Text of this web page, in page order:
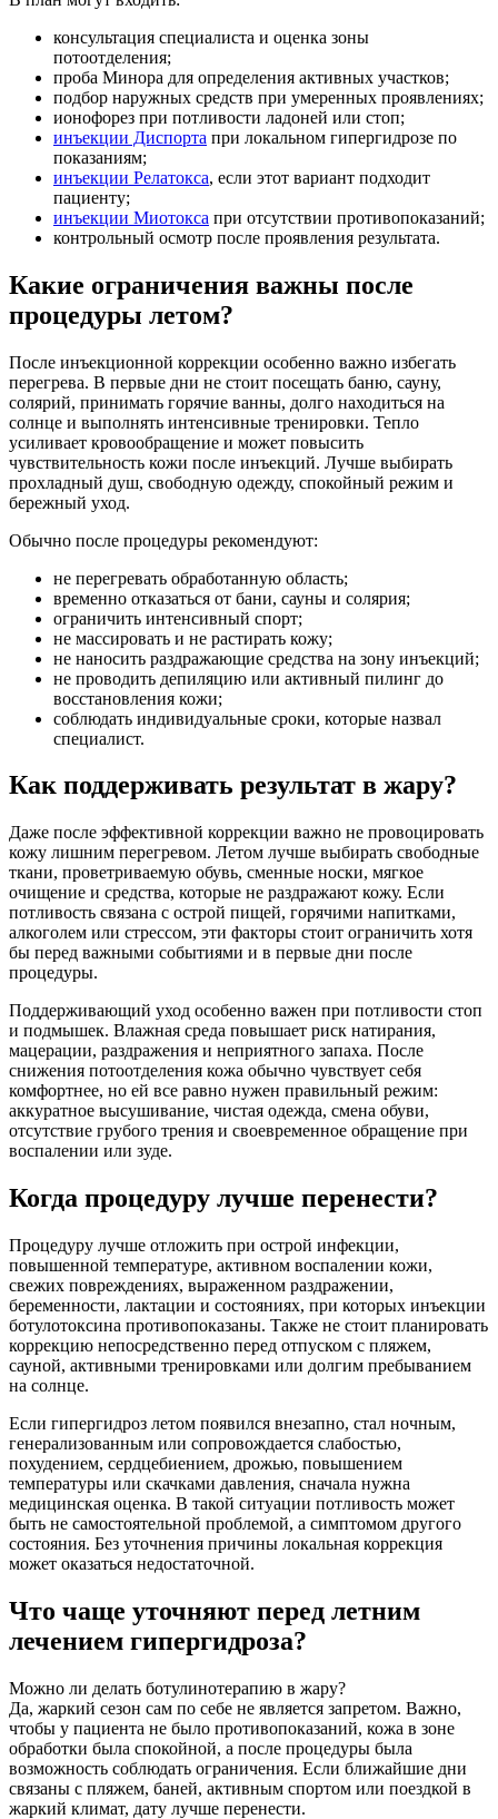
консультация специалиста и оценка зоны
потоотделения;
проба Минора для определения активных участков;
подбор наружных средств при умеренных проявлениях;
ионофорез при потливости ладоней или стоп;
инъекции Диспорта при локальном гипергидрозе по
показаниям;
инъекции Релатокса, если этот вариант подходит
пациенту;
инъекции Миотокса при отсутствии противопоказаний;
контрольный осмотр после проявления результата.
Какие ограничения важны после
процедуры летом?
После инъекционной коррекции особенно важно избегать
перегрева. В первые дни не стоит посещать баню, сауну,
солярий, принимать горячие ванны, долго находиться на
солнце и выполнять интенсивные тренировки. Тепло
усиливает кровообращение и может повысить
чувствительность кожи после инъекций. Лучше выбирать
прохладный душ, свободную одежду, спокойный режим и
бережный уход.
Обычно после процедуры рекомендуют:
не перегревать обработанную область;
временно отказаться от бани, сауны и солярия;
ограничить интенсивный спорт;
не массировать и не растирать кожу;
не наносить раздражающие средства на зону инъекций;
не проводить депиляцию или активный пилинг до
восстановления кожи;
соблюдать индивидуальные сроки, которые назвал
специалист.
Как поддерживать результат в жару?
Даже после эффективной коррекции важно не провоцировать
кожу лишним перегревом. Летом лучше выбирать свободные
ткани, проветриваемую обувь, сменные носки, мягкое
очищение и средства, которые не раздражают кожу. Если
потливость связана с острой пищей, горячими напитками,
алкоголем или стрессом, эти факторы стоит ограничить хотя
бы перед важными событиями и в первые дни после
процедуры.
Поддерживающий уход особенно важен при потливости стоп
и подмышек. Влажная среда повышает риск натирания,
мацерации, раздражения и неприятного запаха. После
снижения потоотделения кожа обычно чувствует себя
комфортнее, но ей все равно нужен правильный режим:
аккуратное высушивание, чистая одежда, смена обуви,
отсутствие грубого трения и своевременное обращение при
воспалении или зуде.
Когда процедуру лучше перенести?
Процедуру лучше отложить при острой инфекции,
повышенной температуре, активном воспалении кожи,
свежих повреждениях, выраженном раздражении,
беременности, лактации и состояниях, при которых инъекции
ботулотоксина противопоказаны. Также не стоит планировать
коррекцию непосредственно перед отпуском с пляжем,
сауной, активными тренировками или долгим пребыванием
на солнце.
Если гипергидроз летом появился внезапно, стал ночным,
генерализованным или сопровождается слабостью,
похудением, сердцебиением, дрожью, повышением
температуры или скачками давления, сначала нужна
медицинская оценка. В такой ситуации потливость может
быть не самостоятельной проблемой, а симптомом другого
состояния. Без уточнения причины локальная коррекция
может оказаться недостаточной.
Что чаще уточняют перед летним
лечением гипергидроза?
Можно ли делать ботулинотерапию в жару?
Да, жаркий сезон сам по себе не является запретом. Важно,
чтобы у пациента не было противопоказаний, кожа в зоне
обработки была спокойной, а после процедуры была
возможность соблюдать ограничения. Если ближайшие дни
связаны с пляжем, баней, активным спортом или поездкой в
жаркий климат, дату лучше перенести.